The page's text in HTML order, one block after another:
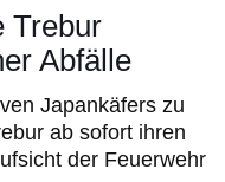
Trebur
Abfälle
Japankäfers zu
ab sofort ihren
der Feuerwehr